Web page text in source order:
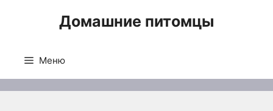
Домашние питомцы
Меню